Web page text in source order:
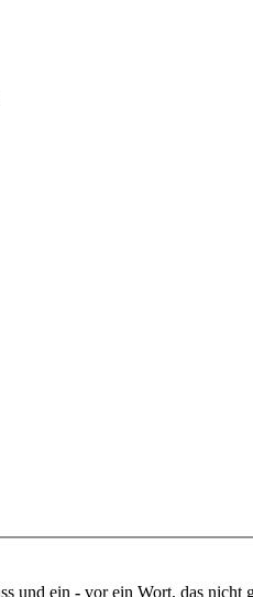
und ein - vor ein Wort, das nicht